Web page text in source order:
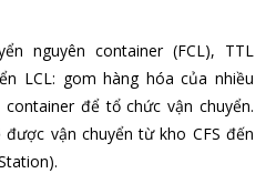
nguyên container (FCL), TTL
LCL: gom hàng hóa của nhiều
để tổ chức vận chuyển.
vận chuyển từ kho CFS đến